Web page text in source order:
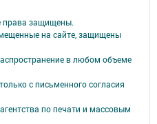
права защищены.
на сайте, защищены
в любом объеме
с письменного согласия
по печати и массовым